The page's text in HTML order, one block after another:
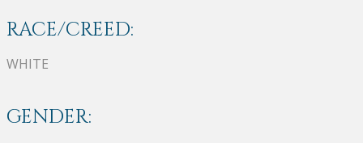
RACE/CREED:
WHITE
GENDER: